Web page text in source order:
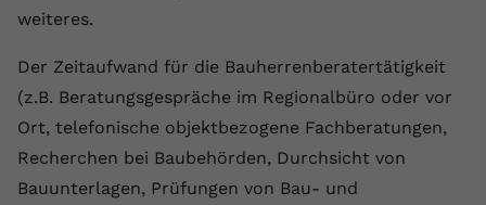
weiteres.
Der Zeitaufwand für die Bauherrenberatertätigkeit
(z.B. Beratungsgespräche im Regionalbüro oder vor
Ort, telefonische objektbezogene Fachberatungen,
Recherchen bei Baubehörden, Durchsicht von
Bauunterlagen, Prüfungen von Bau- und